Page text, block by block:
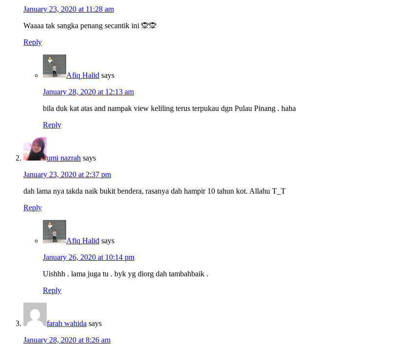
January 23, 2020 at 11:28 am
Waaaa tak sangka penang secantik ini 🙊🙊
Reply
Afiq Halid says
January 28, 2020 at 12:13 am
bila duk kat atas and nampak view keliling terus terpukau dgn Pulau Pinang . haha
Reply
umi nazrah says
January 23, 2020 at 2:37 pm
dah lama nya takda naik bukit bendera, rasanya dah hampir 10 tahun kot. Allahu T_T
Reply
Afiq Halid says
January 26, 2020 at 10:14 pm
Uishhh . lama juga tu . byk yg diorg dah tambahbaik .
Reply
farah wahida says
January 28, 2020 at 8:26 am